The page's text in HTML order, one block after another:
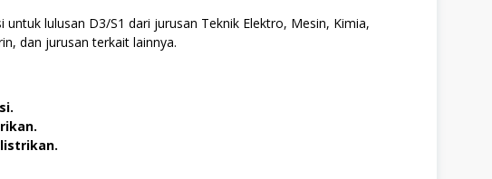
untuk lulusan D3/S1 dari jurusan Teknik Elektro, Mesin, Kimia,
dan jurusan terkait lainnya.